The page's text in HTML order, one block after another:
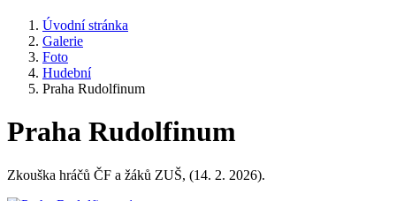
Úvodní stránka
Galerie
Foto
Hudební
Praha Rudolfinum
Praha Rudolfinum
Zkouška hráčů ČF a žáků ZUŠ, (14. 2. 2026).